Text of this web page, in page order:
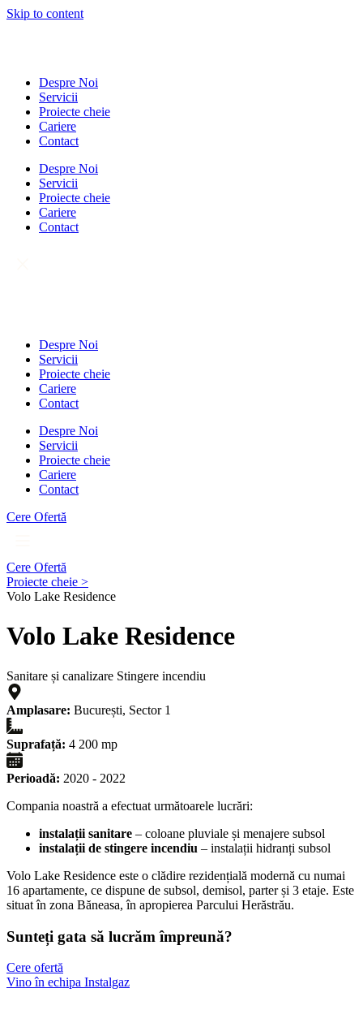
Skip to content
Despre Noi
Servicii
Proiecte cheie
Cariere
Contact
Despre Noi
Servicii
Proiecte cheie
Cariere
Contact
Despre Noi
Servicii
Proiecte cheie
Cariere
Contact
Despre Noi
Servicii
Proiecte cheie
Cariere
Contact
Cere Ofertă
Cere Ofertă
Proiecte cheie >
Volo Lake Residence
Volo Lake Residence
Sanitare și canalizare Stingere incendiu
Amplasare: București, Sector 1
Suprafață: 4 200 mp
Perioadă: 2020 - 2022
Compania noastră a efectuat următoarele lucrări:
instalații sanitare – coloane pluviale și menajere subsol
instalații de stingere incendiu – instalații hidranți subsol
Volo Lake Residence este o clădire rezidențială modernă cu numai
16 apartamente, ce dispune de subsol, demisol, parter și 3 etaje. Este
situat în zona Băneasa, în apropierea Parcului Herăstrău.
Sunteți gata să lucrăm împreună?
Cere ofertă
Vino în echipa Instalgaz